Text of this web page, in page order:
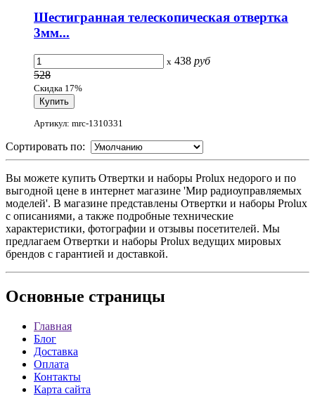
Шестигранная телескопическая отвертка
3мм...
x 438 руб
528
Скидка 17%
Артикул: mrc-1310331
Сортировать по:
Вы можете купить Отвертки и наборы Prolux недорого и по
выгодной цене в интернет магазине 'Мир радиоуправляемых
моделей'. В магазине представлены Отвертки и наборы Prolux
с описаниями, а также подробные технические
характеристики, фотографии и отзывы посетителей. Мы
предлагаем Отвертки и наборы Prolux ведущих мировых
брендов с гарантией и доставкой.
Основные страницы
Главная
Блог
Доставка
Оплата
Контакты
Карта сайта